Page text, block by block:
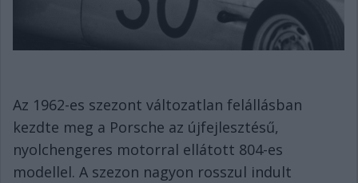
Az 1962-es szezont változatlan felállásban
kezdte meg a Porsche az újfejlesztésű,
nyolchengeres motorral ellátott 804-es
modellel. A szezon nagyon rosszul indult